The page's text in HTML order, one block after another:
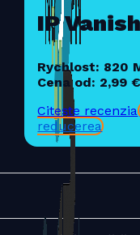
IP Vanish
Rychlost: 820
Cena od: 2,99 €
Citește recenzia
reducerea